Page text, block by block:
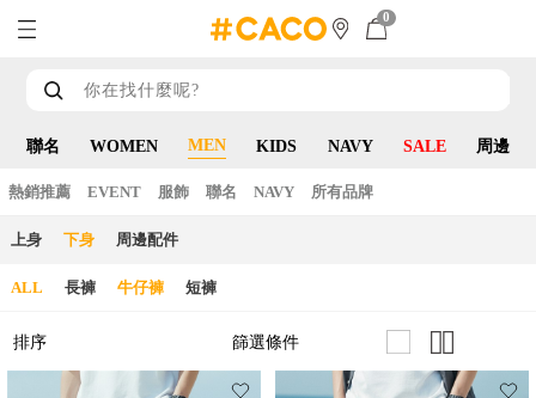
0
聯名 WOMEN MEN KIDS NAVY SALE 周邊
熱銷推薦 EVENT 服飾 聯名 NAVY 所有品牌
上身 下身 周邊配件
ALL 長褲 牛仔褲 短褲
排序 篩選條件